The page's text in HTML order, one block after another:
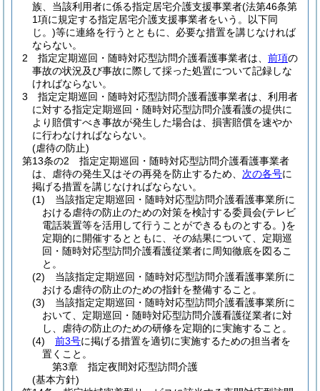
族、当該利用者に係る指定居宅介護支援事業者(法第46条第
1項に規定する指定居宅介護支援事業者をいう。以下同
じ。)等に連絡を行うとともに、必要な措置を講じなければ
ならない。
2
指定定期巡回・随時対応型訪問介護看護事業者は、 前項の
事故の状況及び事故に際して採った処置について記録しな
ければならない。
3
指定定期巡回・随時対応型訪問介護看護事業者は、利用者
に対する指定定期巡回・随時対応型訪問介護看護の提供に
より賠償すべき事故が発生した場合は、損害賠償を速やか
に行わなければならない。
(虐待の防止)
第13条の2
指定定期巡回・随時対応型訪問介護看護事業者
は、虐待の発生又はその再発を防止するため、 次の各号に
掲げる措置を講じなければならない。
(1)
当該指定定期巡回・随時対応型訪問介護看護事業所に
おける虐待の防止のための対策を検討する委員会(テレビ
電話装置等を活用して行うことができるものとする。)を
定期的に開催するとともに、その結果について、定期巡
回・随時対応型訪問介護看護従業者に周知徹底を図るこ
と。
(2)
当該指定定期巡回・随時対応型訪問介護看護事業所に
おける虐待の防止のための指針を整備すること。
(3)
当該指定定期巡回・随時対応型訪問介護看護事業所に
おいて、定期巡回・随時対応型訪問介護看護従業者に対
し、虐待の防止のための研修を定期的に実施すること。
(4)
前3号に掲げる措置を適切に実施するための担当者を
置くこと。
第3章
指定夜間対応型訪問介護
(基本方針)